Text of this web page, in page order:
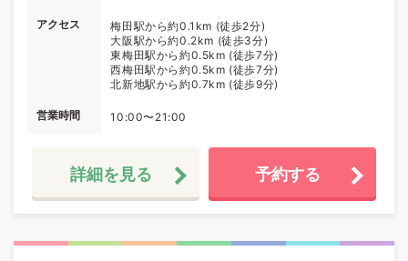
アクセス
梅田駅から約0.1km (徒歩2分)
大阪駅から約0.2km (徒歩3分)
東梅田駅から約0.5km (徒歩7分)
西梅田駅から約0.5km (徒歩7分)
北新地駅から約0.7km (徒歩9分)
営業時間 10:00〜21:00
詳細を見る 予約する